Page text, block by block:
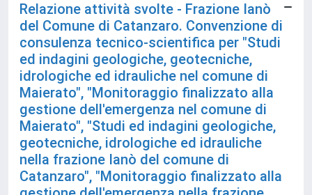
Relazione attività svolte - Frazione Ianò
del Comune di Catanzaro. Convenzione di
consulenza tecnico-scientifica per "Studi
ed indagini geologiche, geotecniche,
idrologiche ed idrauliche nel comune di
Maierato", "Monitoraggio finalizzato alla
gestione dell'emergenza nel comune di
Maierato", "Studi ed indagini geologiche,
geotecniche, idrologiche ed idrauliche
nella frazione Ianò del comune di
Catanzaro", "Monitoraggio finalizzato alla